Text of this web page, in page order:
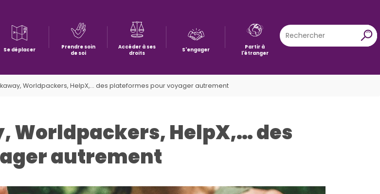
Se déplacer
Prendre soin
de soi
Accéder à ses
droits
S'engager
Partir à
l'étranger
Rechercher
X
Worldpackers, HelpX,... des plateformes pour voyager autrement
Worldpackers, HelpX,… des
autrement